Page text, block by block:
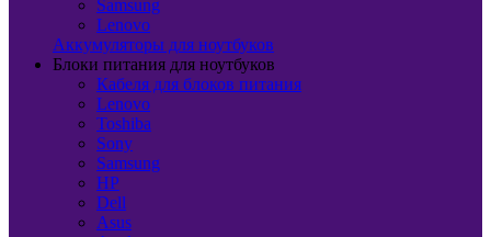
Samsung
Lenovo
Аккумуляторы для ноутбуков
Блоки питания для ноутбуков
Кабеля для блоков питания
Lenovo
Toshiba
Sony
Samsung
HP
Dell
Asus